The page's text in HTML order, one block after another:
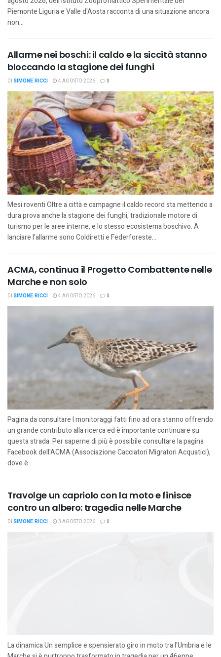
Piemonte Liguria e Valle d'Aosta racconta di una situazione ancora
non...
Allarme nei boschi: il caldo e la siccità stanno
bloccando la stagione dei funghi
DI SIMONE RICCI 4 AGOSTO 2026 0
Mesi roventi Oltre a città e campagne il caldo record sta mettendo a
dura prova anche la stagione dei funghi, tradizionale motore di
turismo per le aree interne, e lo stesso ecosistema boschivo. A
lanciare l’allarme sono Coldiretti e Federforeste...
ACMA, continua il Progetto Combattente nelle
Marche e non solo
DI SIMONE RICCI 4 AGOSTO 2026 0
Pagina da consultare I monitoraggi fatti fino ad ora stanno offrendo
un grande contributo alla ricerca ed è importante continuare su
questa strada. Per saperne di più è possibile consultare la pagina
Facebook dell'ACMA (Associazione Cacciatori Migratori Acquatici),
dove è...
Travolge un capriolo con la moto e finisce
contro un albero: tragedia nelle Marche
DI SIMONE RICCI 3 AGOSTO 2026 0
La dinamica Un semplice e spensierato giro in moto tra l'Umbria e le